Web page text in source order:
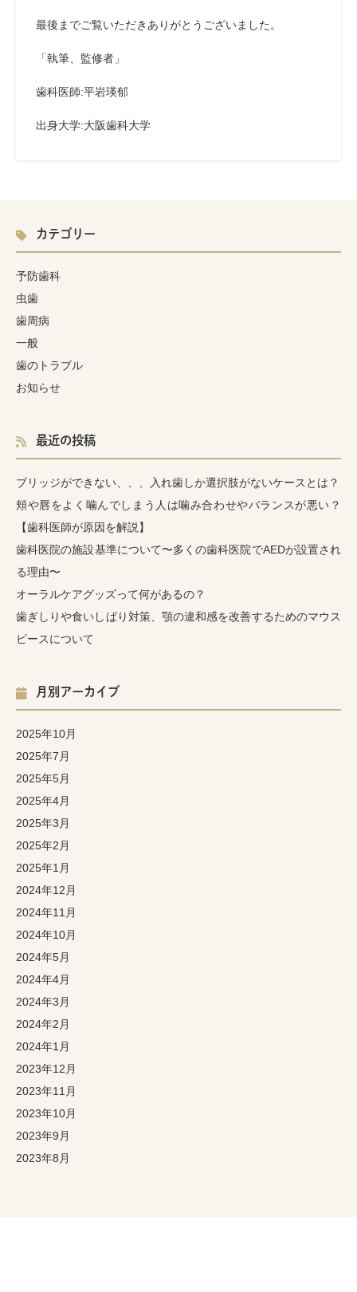
最後までご覧いただきありがとうございました。
「執筆、監修者」
歯科医師:平岩瑛郁
出身大学:大阪歯科大学
カテゴリー
予防歯科
虫歯
歯周病
一般
歯のトラブル
お知らせ
最近の投稿
ブリッジができない、、、入れ歯しか選択肢がないケースとは？
頬や唇をよく噛んでしまう人は噛み合わせやバランスが悪い？
【歯科医師が原因を解説】
歯科医院の施設基準について〜多くの歯科医院でAEDが設置され
る理由〜
オーラルケアグッズって何があるの？
歯ぎしりや食いしばり対策、顎の違和感を改善するためのマウス
ピースについて
月別アーカイブ
2025年10月
2025年7月
2025年5月
2025年4月
2025年3月
2025年2月
2025年1月
2024年12月
2024年11月
2024年10月
2024年5月
2024年4月
2024年3月
2024年2月
2024年1月
2023年12月
2023年11月
2023年10月
2023年9月
2023年8月